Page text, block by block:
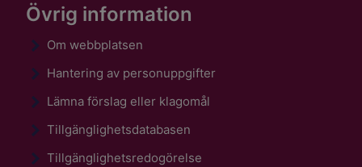
Övrig information
Om webbplatsen
Hantering av personuppgifter
Lämna förslag eller klagomål
Tillgänglighetsdatabasen
Tillgänglighetsredogörelse